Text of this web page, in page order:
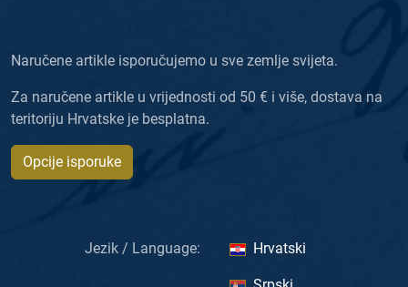
Naručene artikle isporučujemo u sve zemlje svijeta.
Za naručene artikle u vrijednosti od 50 € i više, dostava na
teritoriju Hrvatske je besplatna.
Opcije isporuke
Jezik / Language: Hrvatski